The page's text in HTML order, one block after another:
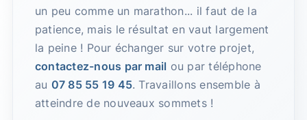
un peu comme un marathon... il faut de la
patience, mais le résultat en vaut largement
la peine ! Pour échanger sur votre projet,
contactez-nous par mail ou par téléphone
au 07 85 55 19 45. Travaillons ensemble à
atteindre de nouveaux sommets !